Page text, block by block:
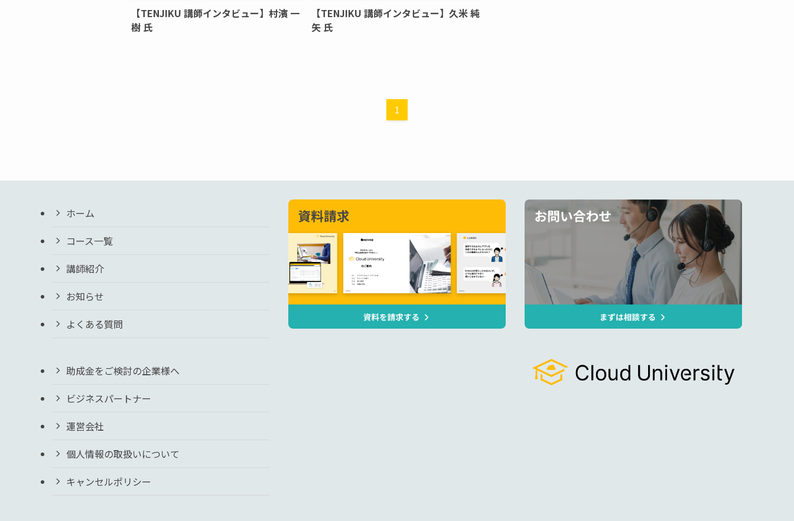
【TENJIKU 講師インタビュー】村濱 一
樹 氏
【TENJIKU 講師インタビュー】久米 純
矢 氏
1
ホーム
コース一覧
講師紹介
お知らせ
よくある質問
助成金をご検討の企業様へ
ビジネスパートナー
運営会社
個人情報の取扱いについて
キャンセルポリシー